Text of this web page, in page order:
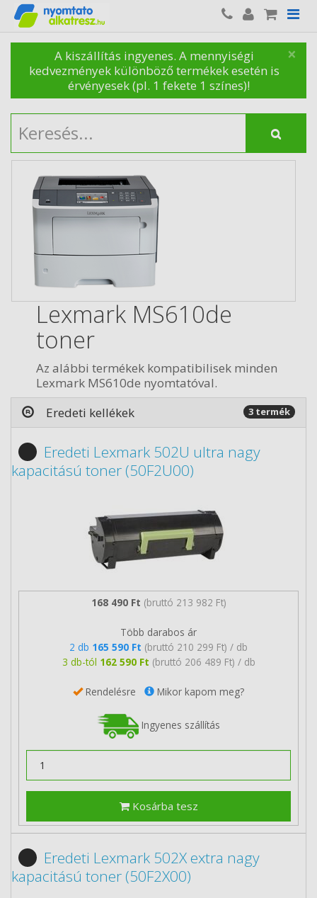
×
A kiszállítás ingyenes. A mennyiségi
kedvezmények különböző termékek esetén is
érvényesek (pl. 1 fekete 1 színes)!
Lexmark MS610de
toner
Az alábbi termékek kompatibilisek minden
Lexmark MS610de nyomtatóval.
Eredeti kellékek
3 termék
Eredeti Lexmark 502U ultra nagy
kapacitású toner (50F2U00)
168 490 Ft (bruttó 213 982 Ft)
Több darabos ár
2 db 165 590 Ft (bruttó 210 299 Ft) / db
3 db-tól 162 590 Ft (bruttó 206 489 Ft) / db
Rendelésre Mikor kapom meg?
Ingyenes szállítás
Kosárba tesz
Eredeti Lexmark 502X extra nagy
kapacitású toner (50F2X00)